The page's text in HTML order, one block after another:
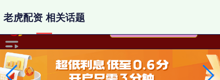
老虎配资 相关话题